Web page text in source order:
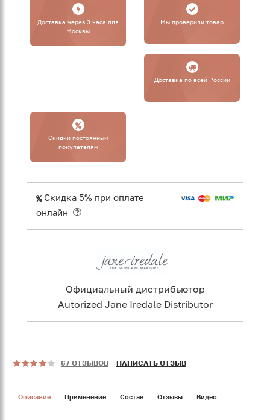
Доставка через 3 часа для
Москвы
Мы проверили товар
Доставка по всей России
Cкидки постоянным
покупателям
Скидка 5% при оплате
онлайн
Официальный дистрибьютор
Autorized Jane Iredale Distributor
67 ОТЗЫВОВ НАПИСАТЬ ОТЗЫВ
Описание Применение Состав Отзывы Видео